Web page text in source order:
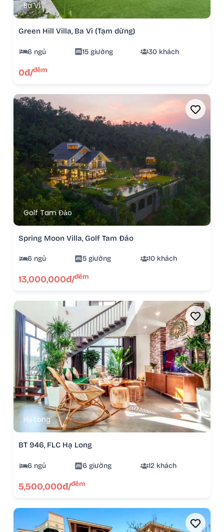
Ba Vì
Green Hill Villa, Ba Vì (Tạm dừng)
6 ngủ 15 giường 30 khách
0đ/đêm
Golf Tam Đảo
Spring Moon Villa, Golf Tam Đảo
6 ngủ 5 giường 10 khách
13,000,000đ/đêm
Hạ Long
BT 946, FLC Hạ Long
6 ngủ 6 giường 12 khách
5,500,000đ/đêm